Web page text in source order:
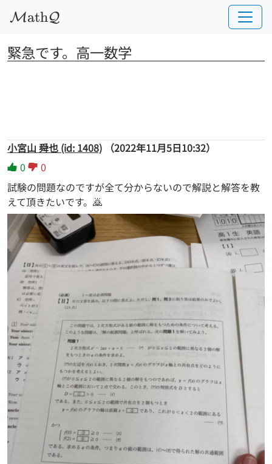
MathQ
緊急です。高一数学
小宮山 舜也 (id: 1408)
（2022年11月5日10:32）
0
0
試験の問題なのですが全て分からないので解説と解答を教
えて頂きたいです。🙇